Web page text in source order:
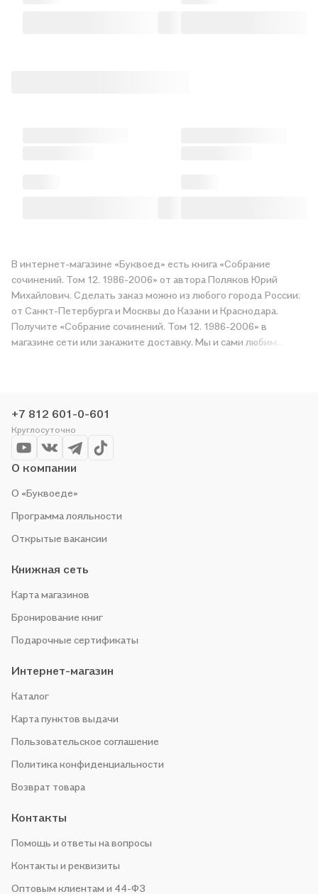
В интернет-магазине «Буквоед» есть книга «Собрание
сочинений. Том 12. 1986-2006» от автора Поляков Юрий
Михайлович. Сделать заказ можно из любого города России:
от Санкт-Петербурга и Москвы до Казани и Краснодара.
Получите «Собрание сочинений. Том 12. 1986-2006» в
магазине сети или закажите доставку. Мы и сами любим
+7 812 601-0-601
Круглосуточно
О компании
О «Буквоеде»
Программа лояльности
Открытые вакансии
Книжная сеть
Карта магазинов
Бронирование книг
Подарочные сертификаты
Интернет-магазин
Каталог
Карта пунктов выдачи
Пользовательское соглашение
Политика конфиденциальности
Возврат товара
Контакты
Помощь и ответы на вопросы
Контакты и реквизиты
Оптовым клиентам и 44-ФЗ